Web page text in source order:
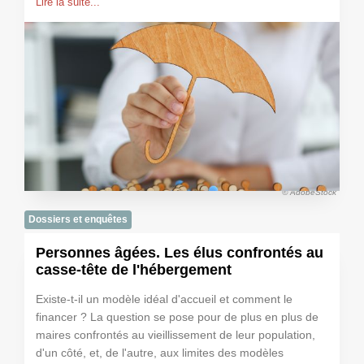
© AdobeStock
Dossiers et enquêtes
Personnes âgées. Les élus confrontés au
casse-tête de l'hébergement
Existe-t-il un modèle idéal d'accueil et comment le
financer ? La question se pose pour de plus en plus de
maires confrontés au vieillissement de leur population,
d'un côté, et, de l'autre, aux limites des modèles